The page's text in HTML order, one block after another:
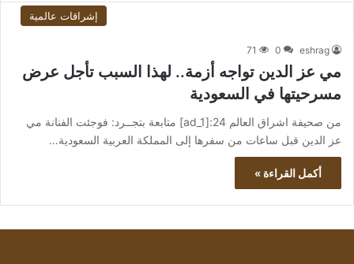
إشراقات عالمية
eshrag
0
71
مي عز الدين تواجه أزمة.. لهذا السبب تأجل عرض
مسرحيتها في السعودية
من صحيفة اشراق العالم 24:[ad_1] متابعة بتجــرد: فوجئت الفنانة مي
عز الدين قبل ساعات من سفرها إلى المملكة العربية السعودية…
أكمل القراءة »